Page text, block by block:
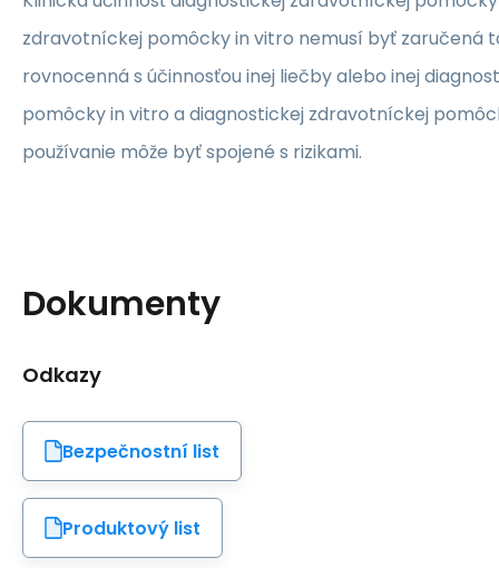
zdravotníckej pomôcky in vitro nemusí byť zaručená
rovnocenná s účinnosťou inej liečby alebo inej
pomôcky in vitro a diagnostickej zdravotníckej
používanie môže byť spojené s rizikami.
Dokumenty
Odkazy
Bezpečnostní list
Produktový list